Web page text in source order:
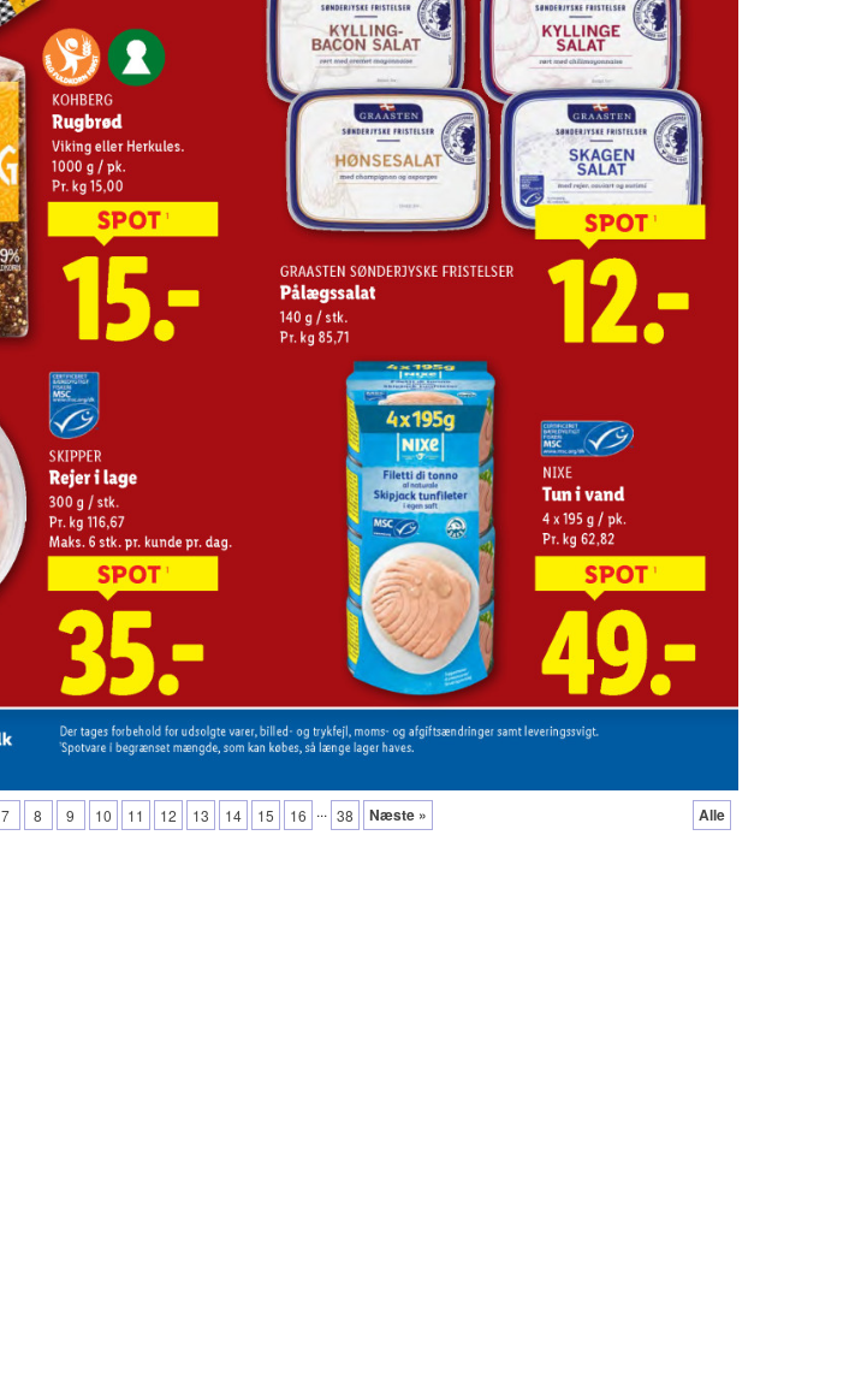
7 8 9 10 11 12 13 14 15 16 ... 38 Næste » Alle